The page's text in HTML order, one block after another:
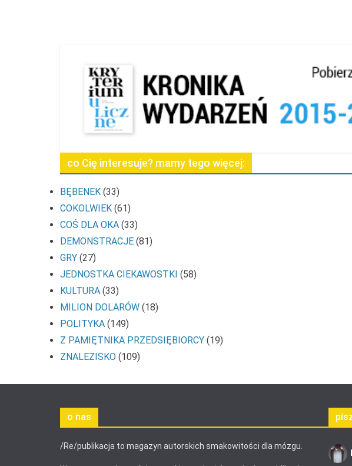
co Cię interesuje? mamy tego więcej:
BĘBENEK (33)
COKOLWIEK (61)
COŚ DLA OKA (33)
DEMONSTRACJE (81)
GRY (27)
JEDNOSTKA CIEKAWOSTKI (58)
KULTURA (33)
MILION DOLARÓW (18)
POLITYKA (149)
Z PAMIĘTNIKA PRZEDSIĘBIORCY (19)
ZNALEZISKO (109)
o nas
/Re/publikacja to magazyn autorskich smakowitości dla mózgu.